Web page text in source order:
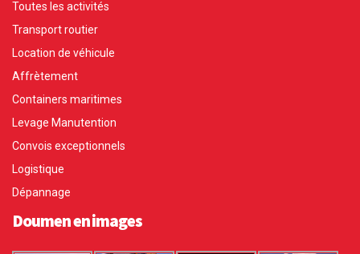
Toutes les activités
Transport routier
Location de véhicule
Affrètement
Containers maritimes
Levage Manutention
Convois exceptionnels
Logistique
Dépannage
Doumen en images